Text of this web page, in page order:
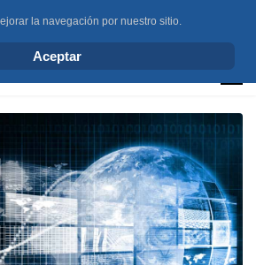
la navegación por nuestro sitio.
Aceptar